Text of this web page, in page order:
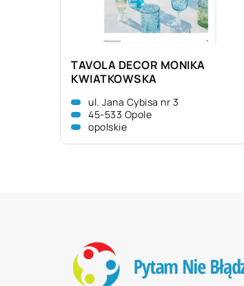
TAVOLA DECOR MONIKA
KWIATKOWSKA
ul. Jana Cybisa nr 3
45-533 Opole
opolskie